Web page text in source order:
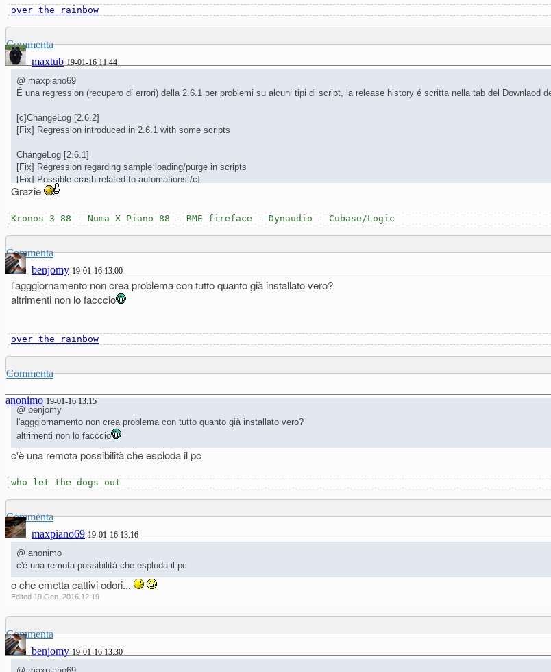
over the rainbow
Commenta
maxtub 19-01-16 11.44
@ maxpiano69
É una regression (recupero di errori) della 2.6.1 per problemi su alcuni tipi di script, la release history é scritta nella tab del Downlaod
[c]ChangeLog [2.6.2]
[Fix] Regression introduced in 2.6.1 with some scripts
ChangeLog [2.6.1]
[Fix] Regression regarding sample loading/purge in scripts
[Fix] Possible crash related to automations[/c]
Edited 19 Gen. 2016 9:56
Grazie
Kronos 3 88 - Numa X Piano 88 - RME fireface - Dynaudio - Cubase/Logic
Commenta
benjomy 19-01-16 13.00
l'agggiornamento non crea problema con tutto quanto già installato vero?
altrimenti non lo facccio
over the rainbow
Commenta
anonimo 19-01-16 13.15
@ benjomy
l'agggiornamento non crea problema con tutto quanto già installato vero?
altrimenti non lo facccio
c'è una remota possibilità che esploda il pc
who let the dogs out
Commenta
maxpiano69 19-01-16 13.16
@ anonimo
c'è una remota possibilità che esploda il pc
o che emetta cattivi odori...
Edited 19 Gen. 2016 12:19
Commenta
benjomy 19-01-16 13.30